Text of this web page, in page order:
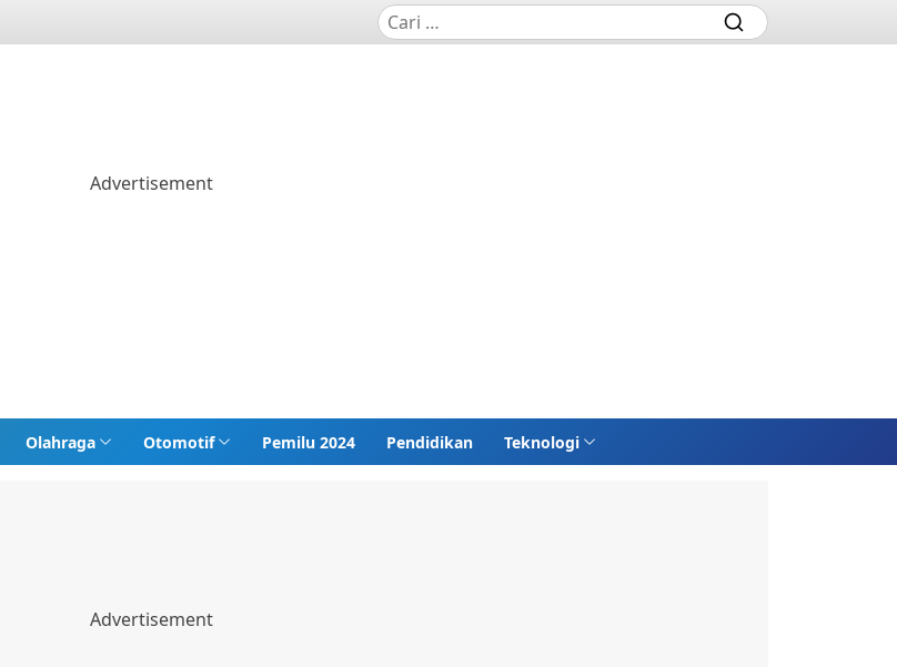
Olahraga Otomotif Pemilu 2024 Pendidikan Teknologi